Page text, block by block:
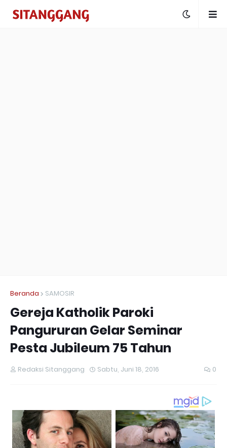
Beranda SAMOSIR
Gereja Katholik Paroki
Pangururan Gelar Seminar
Pesta Jubileum 75 Tahun
Redaksi Sitanggang Sabtu, Juni 18, 2016 0